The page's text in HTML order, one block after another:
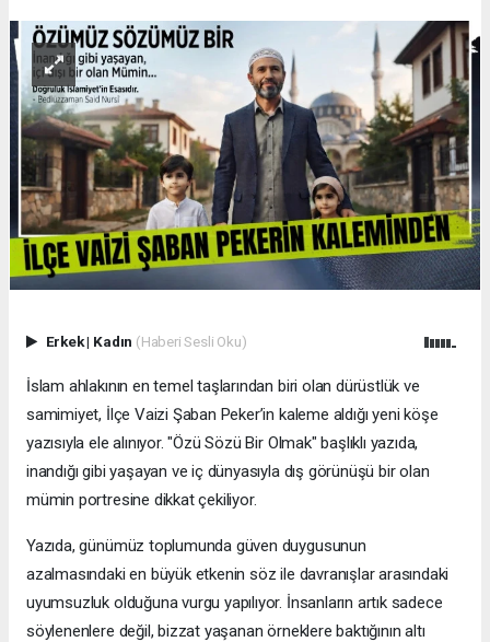
Erkek| Kadın (Haberi Sesli Oku)
İslam ahlakının en temel taşlarından biri olan dürüstlük ve
samimiyet, İlçe Vaizi Şaban Peker’in kaleme aldığı yeni köşe
yazısıyla ele alınıyor. "Özü Sözü Bir Olmak" başlıklı yazıda,
inandığı gibi yaşayan ve iç dünyasıyla dış görünüşü bir olan
mümin portresine dikkat çekiliyor.
​Yazıda, günümüz toplumunda güven duygusunun
azalmasındaki en büyük etkenin söz ile davranışlar arasındaki
uyumsuzluk olduğuna vurgu yapılıyor. İnsanların artık sadece
söylenenlere değil, bizzat yaşanan örneklere baktığının altı